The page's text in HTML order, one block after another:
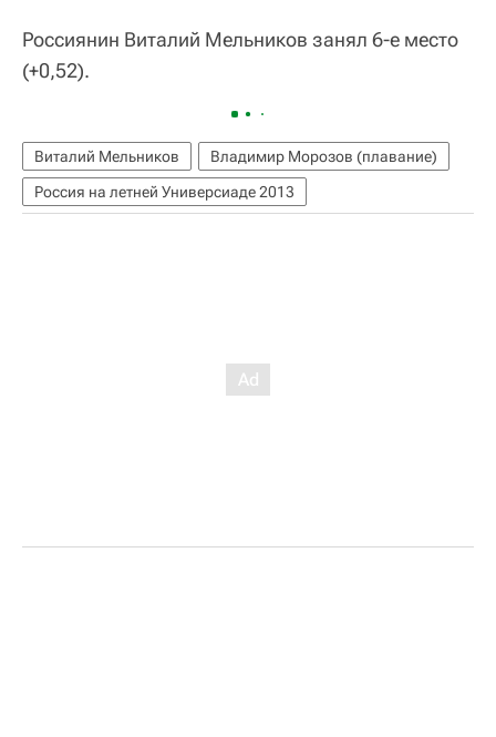
Россиянин Виталий Мельников занял 6-е место
(+0,52).
Виталий Мельников
Владимир Морозов (плавание)
Россия на летней Универсиаде 2013